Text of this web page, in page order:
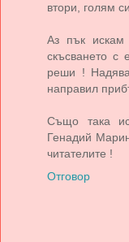
втори, голям
Аз пък искам
скъсването с
реши !
направил
Също така
Генадий
читателите !
Отговор